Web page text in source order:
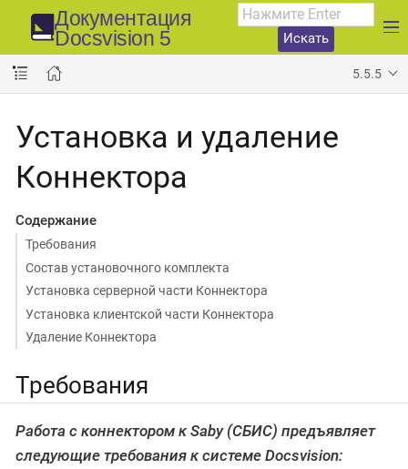
Документация
Docsvision 5
Искать
5.5.5
Установка и удаление
Коннектора
Содержание
Требования
Состав установочного комплекта
Установка серверной части Коннектора
Установка клиентской части Коннектора
Удаление Коннектора
Требования
Работа с коннектором к Saby (СБИС) предъявляет
следующие требования к системе Docsvision: